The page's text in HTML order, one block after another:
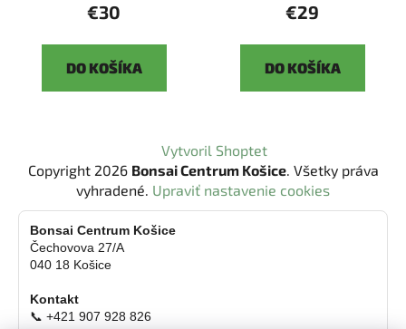
€30
DO KOŠÍKA
€29
DO KOŠÍKA
Vytvoril Shoptet
Copyright 2026 Bonsai Centrum Košice. Všetky práva
vyhradené. Upraviť nastavenie cookies
Bonsai Centrum Košice
Čechovova 27/A
040 18 Košice
Kontakt
📞 +421 907 928 826